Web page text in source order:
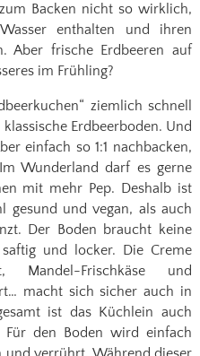
Backen nicht so wirklich,
enthalten und ihren
Aber frische Erdbeeren auf
im Frühling?
ziemlich schnell
Erdbeerboden. Und
einfach so 1:1 nachbacken,
Wunderland darf es gerne
mit mehr Pep. Deshalb ist
gesund und vegan, als auch
Der Boden braucht keine
und locker. Die Creme
Mandel-Frischkäse und
macht sich sicher auch in
ist das Küchlein auch
den Boden wird einfach